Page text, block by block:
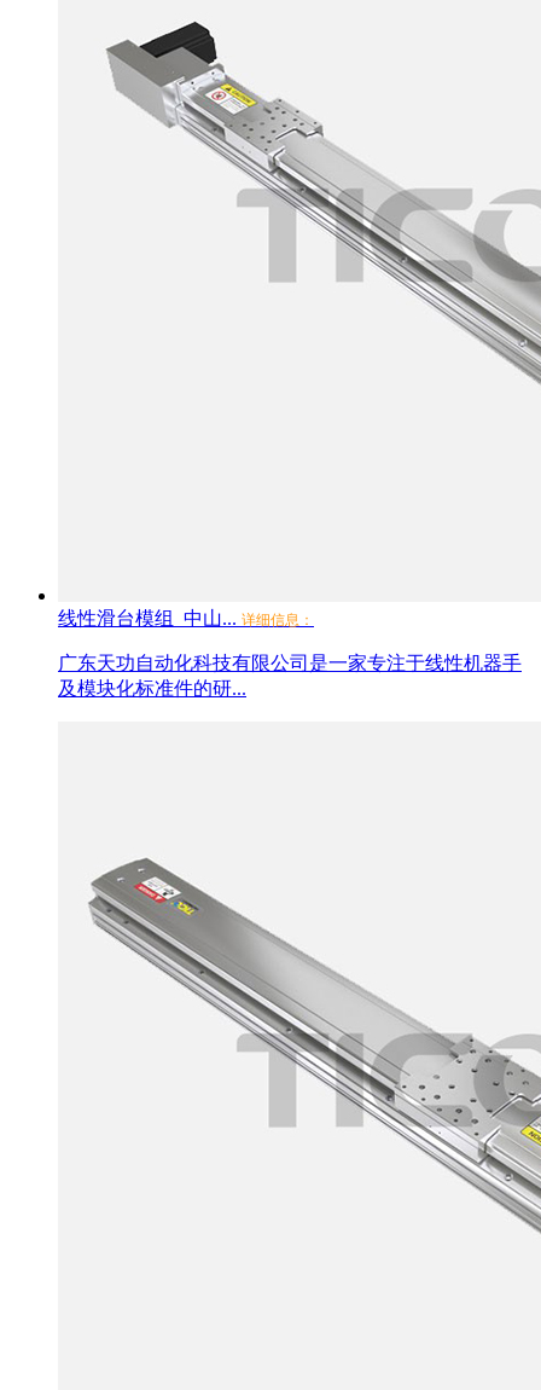
线性滑台模组_中山... 详细信息：
广东天功自动化科技有限公司是一家专注于线性机器手
及模块化标准件的研...